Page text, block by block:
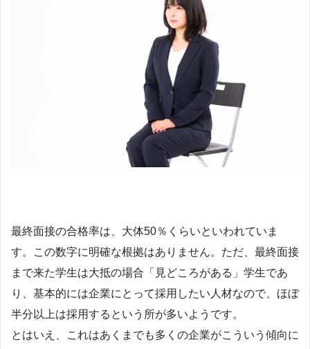
最終面接の合格率は、大体50％くらいといわれていま
す。この数字に明確な根拠はありません。ただ、最終面接
まで来た学生は大抵の場合「見どころがある」学生であ
り、基本的には企業にとって採用したい人材なので、ほぼ
半分以上は採用するという所が多いようです。
とはいえ、これはあくまでも多くの企業がこういう傾向に